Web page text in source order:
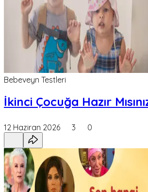
Bebeveyn Testleri
İkinci Çocuğa Hazır
12 Haziran 2026 3 0